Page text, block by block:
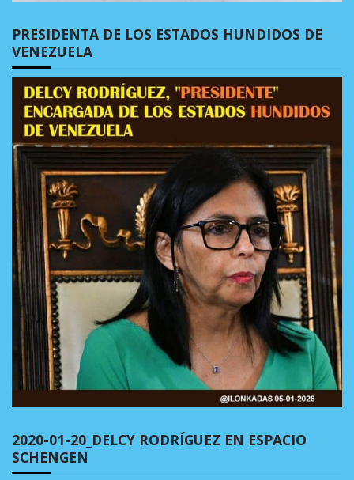
PRESIDENTA DE LOS ESTADOS HUNDIDOS DE
VENEZUELA
2020-01-20_DELCY RODRÍGUEZ EN ESPACIO
SCHENGEN